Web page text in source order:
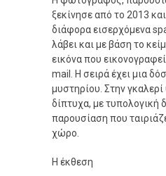
ξεκίνησε από το 2013
διάφορα εισερχόμενα
λάβει και με βάση το
εικόνα που
mail. Η σειρά έχει μια
μυστηρίου. Στην
δίπτυχα, με τυπολογική
παρουσίαση που
χώρο.
Η έκθεση